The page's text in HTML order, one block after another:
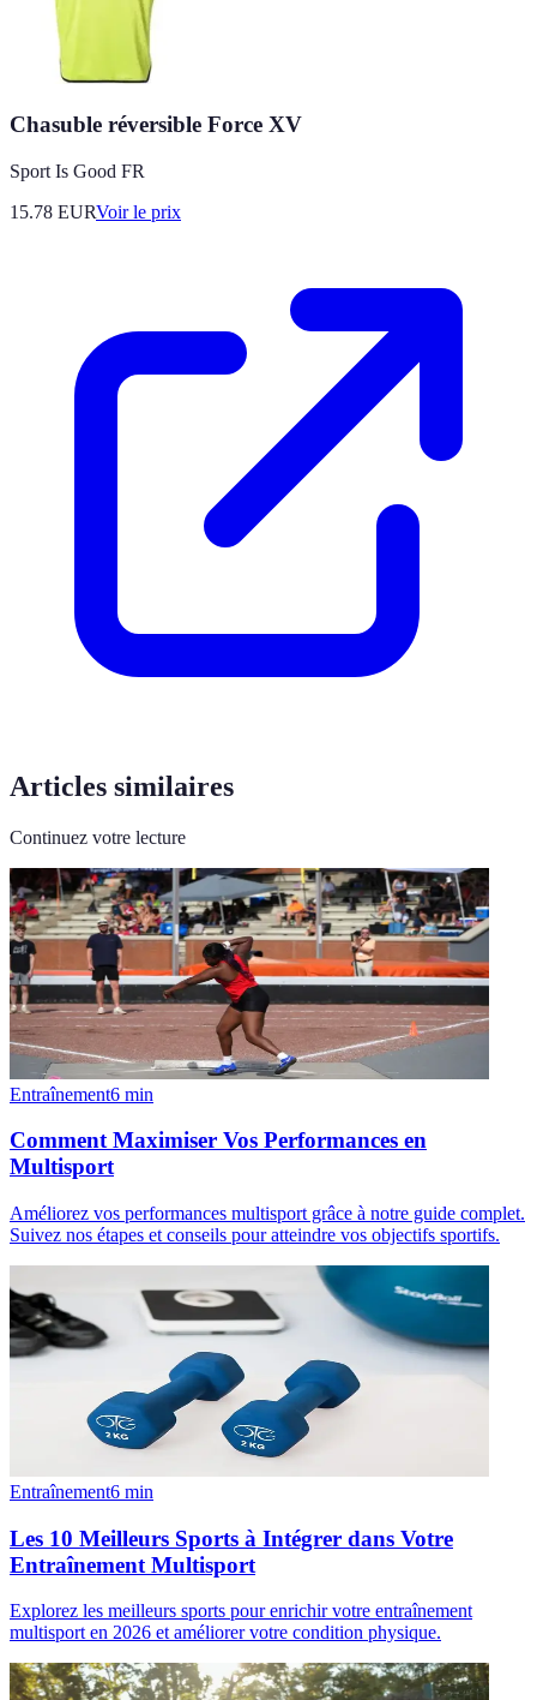
Chasuble réversible Force XV
Sport Is Good FR
15.78 EURVoir le prix
Articles similaires
Continuez votre lecture
Entraînement6 min
Comment Maximiser Vos Performances en
Multisport
Améliorez vos performances multisport grâce à notre guide complet.
Suivez nos étapes et conseils pour atteindre vos objectifs sportifs.
Entraînement6 min
Les 10 Meilleurs Sports à Intégrer dans Votre
Entraînement Multisport
Explorez les meilleurs sports pour enrichir votre entraînement
multisport en 2026 et améliorer votre condition physique.